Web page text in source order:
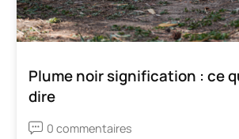
Plume noir signification : ce
dire
0 commentaires